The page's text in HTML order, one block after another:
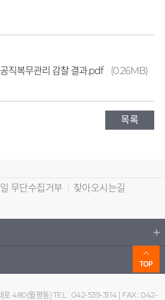
직복무관리 감찰 결과.pdf
(0.26MB)
목록
무단수집거부
찾아오시는길
로 480(월평동) TEL : 042-539-3114 | FAX : 042-